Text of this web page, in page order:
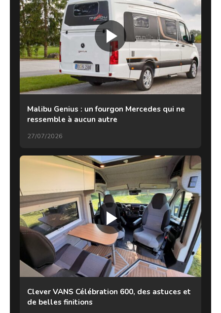
Malibu Genius : un fourgon Mercedes qui ne
ressemble à aucun autre
27/07/2026
Clever VANS Célébration 600, des astuces et
de belles finitions